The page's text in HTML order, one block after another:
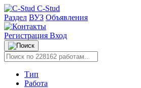
C-Stud
Раздел ВУЗ Объявления
Регистрация Вход
Тип
Работа